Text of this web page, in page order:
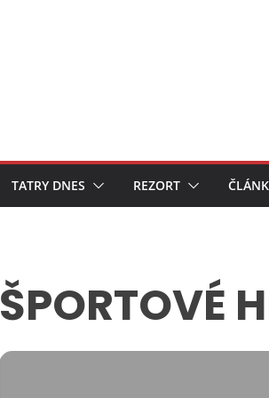
TATRY DNES REZORT
ŠPORTOVÉ